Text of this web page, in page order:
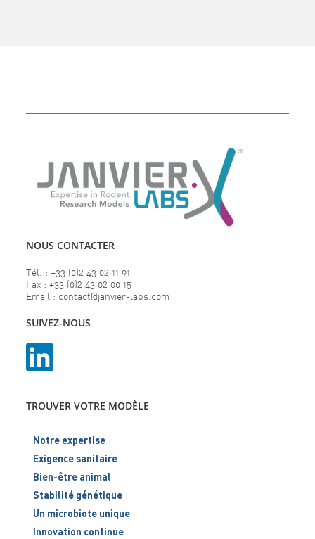
NOUS CONTACTER
Tél. : +33 (0)2 43 02 11 91
Fax : +33 (0)2 43 02 00 15
Email : contact@janvier-labs.com
SUIVEZ-NOUS
TROUVER VOTRE MODÈLE
Notre expertise
Exigence sanitaire
Bien-être animal
Stabilité génétique
Un microbiote unique
Innovation continue